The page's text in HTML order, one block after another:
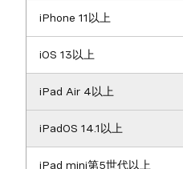
iPhone 11以上
iOS 13以上
iPad Air 4以上
iPadOS 14.1以上
iPad mini第5世代以上